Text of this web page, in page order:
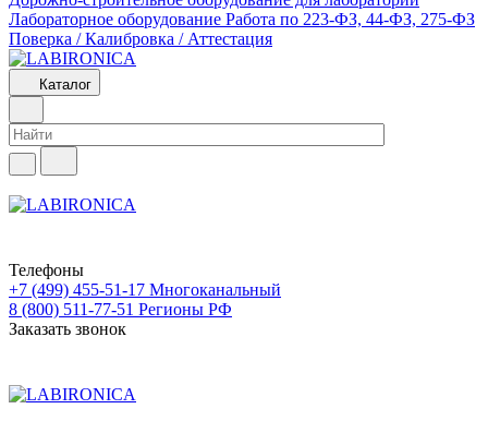
Лабораторное оборудование Работа по 223-ФЗ, 44-ФЗ, 275-ФЗ
Поверка / Калибровка / Аттестация
Каталог
Телефоны
+7 (499) 455-51-17 Многоканальный
8 (800) 511-77-51 Регионы РФ
Заказать звонок